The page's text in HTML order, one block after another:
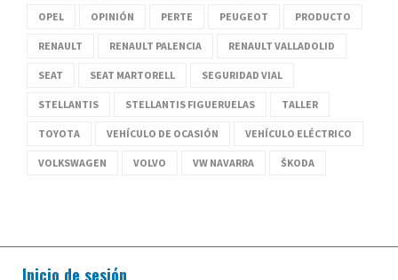
OPEL OPINIÓN PERTE PEUGEOT PRODUCTO
RENAULT RENAULT PALENCIA RENAULT VALLADOLID
SEAT SEAT MARTORELL SEGURIDAD VIAL
STELLANTIS STELLANTIS FIGUERUELAS TALLER
TOYOTA VEHÍCULO DE OCASIÓN VEHÍCULO ELÉCTRICO
VOLKSWAGEN VOLVO VW NAVARRA ŠKODA
Inicio de sesión